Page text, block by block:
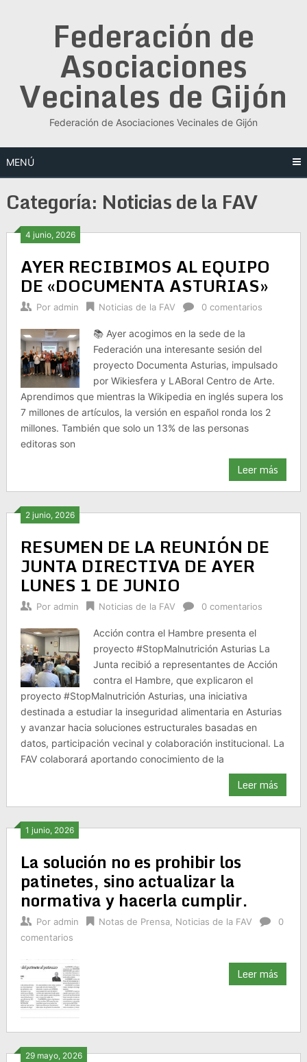
Federación de
Asociaciones
Vecinales de Gijón
Federación de Asociaciones Vecinales de Gijón
MENÚ
Categoría: Noticias de la FAV
4 junio, 2026
AYER RECIBIMOS AL EQUIPO
DE «DOCUMENTA ASTURIAS»
Por admin Noticias de la FAV 0 comentarios
📚 Ayer acogimos en la sede de la
Federación una interesante sesión del
proyecto Documenta Asturias, impulsado
por Wikiesfera y LABoral Centro de Arte.
Aprendimos que mientras la Wikipedia en inglés supera los
7 millones de artículos, la versión en español ronda los 2
millones. También que solo un 13% de las personas
editoras son
Leer más
2 junio, 2026
RESUMEN DE LA REUNIÓN DE
JUNTA DIRECTIVA DE AYER
LUNES 1 DE JUNIO
Por admin Noticias de la FAV 0 comentarios
Acción contra el Hambre presenta el
proyecto #StopMalnutrición Asturias La
Junta recibió a representantes de Acción
contra el Hambre, que explicaron el
proyecto #StopMalnutrición Asturias, una iniciativa
destinada a estudiar la inseguridad alimentaria en Asturias
y avanzar hacia soluciones estructurales basadas en
datos, participación vecinal y colaboración institucional. La
FAV colaborará aportando conocimiento de la
Leer más
1 junio, 2026
La solución no es prohibir los
patinetes, sino actualizar la
normativa y hacerla cumplir.
Por admin Notas de Prensa, Noticias de la FAV
0
comentarios
Leer más
29 mayo, 2026